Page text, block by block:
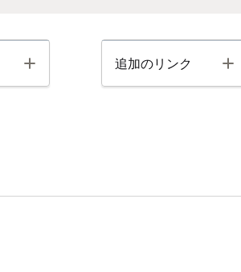
Toggle 追加のリンク